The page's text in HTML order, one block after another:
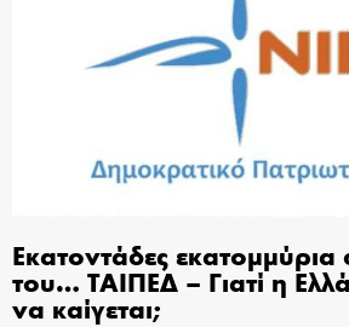
Εκατοντάδες
του… ΤΑΙΠΕΔ – Γιατί η
να καίγεται;